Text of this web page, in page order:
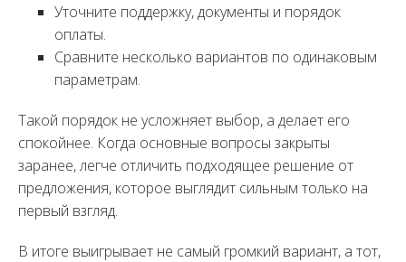
Уточните поддержку, документы и порядок
оплаты.
Сравните несколько вариантов по одинаковым
параметрам.
Такой порядок не усложняет выбор, а делает его
спокойнее. Когда основные вопросы закрыты
заранее, легче отличить подходящее решение от
предложения, которое выглядит сильным только на
первый взгляд.
В итоге выигрывает не самый громкий вариант, а тот,